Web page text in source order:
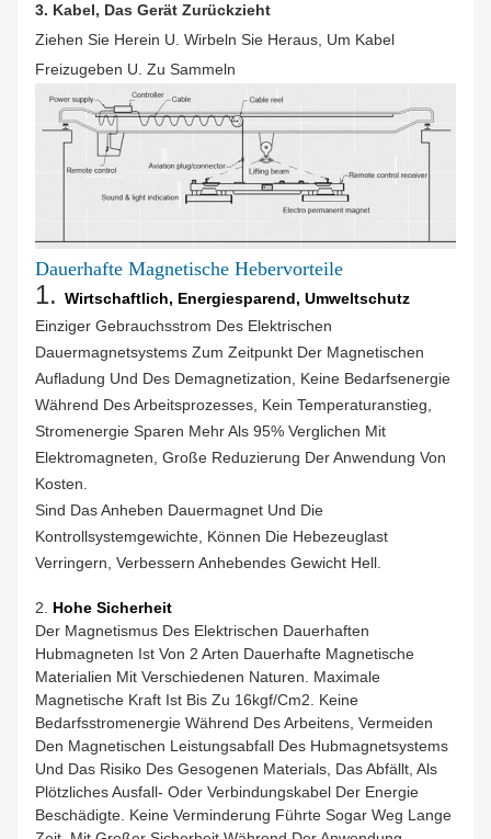
3. Kabel, Das Gerät Zurückzieht
Ziehen Sie Herein U. Wirbeln Sie Heraus, Um Kabel
Freizugeben U. Zu Sammeln
Dauerhafte Magnetische Hebervorteile
1. Wirtschaftlich, Energiesparend, Umweltschutz
Einziger Gebrauchsstrom Des Elektrischen
Dauermagnetsystems Zum Zeitpunkt Der Magnetischen
Aufladung Und Des Demagnetization, Keine Bedarfsenergie
Während Des Arbeitsprozesses, Kein Temperaturanstieg,
Stromenergie Sparen Mehr Als 95% Verglichen Mit
Elektromagneten, Große Reduzierung Der Anwendung Von
Kosten.
Sind Das Anheben Dauermagnet Und Die
Kontrollsystemgewichte, Können Die Hebezeuglast
Verringern, Verbessern Anhebendes Gewicht Hell.
2. Hohe Sicherheit
Der Magnetismus Des Elektrischen Dauerhaften
Hubmagneten Ist Von 2 Arten Dauerhafte Magnetische
Materialien Mit Verschiedenen Naturen. Maximale
Magnetische Kraft Ist Bis Zu 16kgf/cm2. Keine
Bedarfsstromenergie Während Des Arbeitens, Vermeiden
Den Magnetischen Leistungsabfall Des Hubmagnetsystems
Und Das Risiko Des Gesogenen Materials, Das Abfällt, Als
Plötzliches Ausfall- Oder Verbindungskabel Der Energie
Beschädigte. Keine Verminderung Führte Sogar Weg Lange